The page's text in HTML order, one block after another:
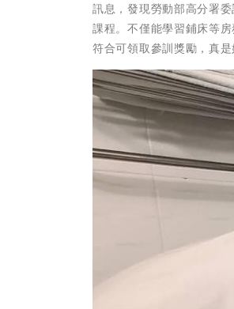
訊息，發現勞動部高分署
課程。不僅能學習鋪床等
符合可領取參訓獎勵，真